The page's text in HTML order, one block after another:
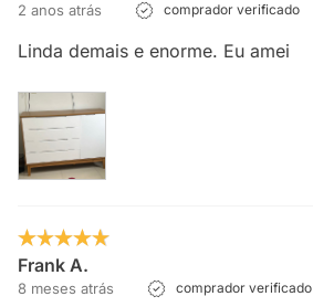
2 anos atrás comprador verificado
Linda demais e enorme. Eu amei
Frank A.
8 meses atrás comprador verificado